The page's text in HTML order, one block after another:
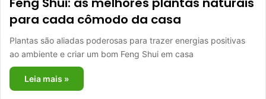
para cada cômodo da casa
Plantas são aliadas poderosas para trazer energias positivas
ao ambiente e criar um bom Feng Shui em casa
Leia mais »